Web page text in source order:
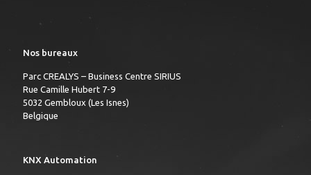
Nos bureaux
Parc CREALYS – Business Centre SIRIUS
Rue Camille Hubert 7-9
5032 Gembloux (Les Isnes)
Belgique
KNX Automation